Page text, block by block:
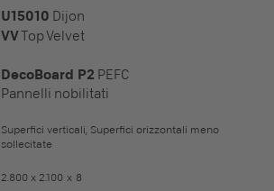
U15010 Dijon
VVTop Velvet
DecoBoard P2 PEFC
Pannelli nobilitati
Superfici verticali, Superfici orizzontali meno
sollecitate
2.800 x 2.100 x 8